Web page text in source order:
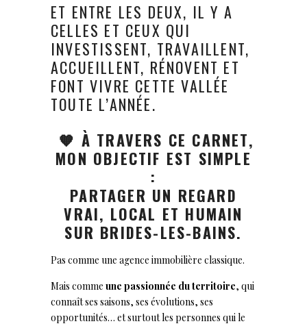
ET ENTRE LES DEUX, IL Y A
CELLES ET CEUX QUI
INVESTISSENT, TRAVAILLENT,
ACCUEILLENT, RÉNOVENT ET
FONT VIVRE CETTE VALLÉE
TOUTE L’ANNÉE.
🧡 À TRAVERS CE CARNET,
MON OBJECTIF EST SIMPLE
:
PARTAGER UN REGARD
VRAI, LOCAL ET HUMAIN
SUR BRIDES-LES-BAINS.
Pas comme une agence immobilière classique.
Mais comme une passionnée du territoire, qui
connaît ses saisons, ses évolutions, ses
opportunités… et surtout les personnes qui le